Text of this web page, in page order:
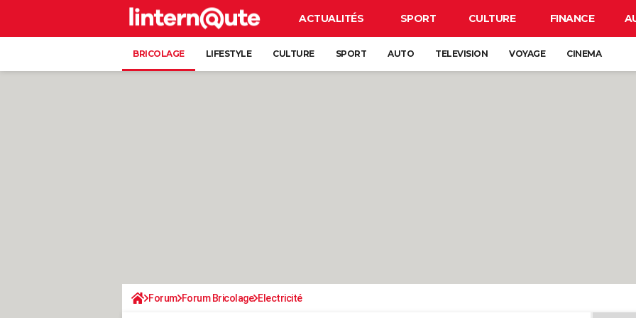
ACTUALITÉS SPORT CULTURE FINANCE
BRICOLAGE LIFESTYLE CULTURE SPORT AUTO TELEVISION VOYAGE CINEMA
Forum Forum Bricolage Electricité